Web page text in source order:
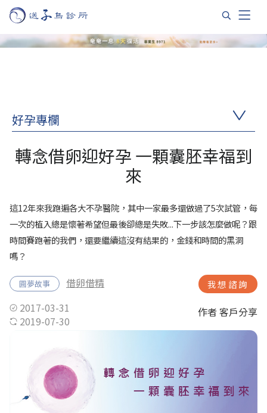
好孕專欄
轉念借卵迎好孕 一顆囊胚幸福到
來
這12年來我跑遍各大不孕醫院，其中一家最多還做過了5次試管，每
一次的植入總是懷著希望但最後卻總是失敗...下一步該怎麼做呢？跟
時間賽跑著的我們，還要繼續這沒有結果的，金錢和時間的黑洞
嗎？
圓夢故事 借卵借精 我想諮詢
2017-03-31
2019-07-30
作者 客戶分享